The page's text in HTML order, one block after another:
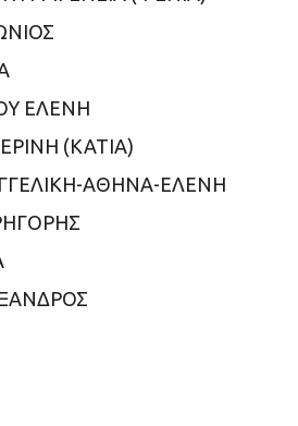
ΕΛΕΝΗ
(ΚΑΤΙΑ)
ΑΘΗΝΑ-ΕΛΕΝΗ